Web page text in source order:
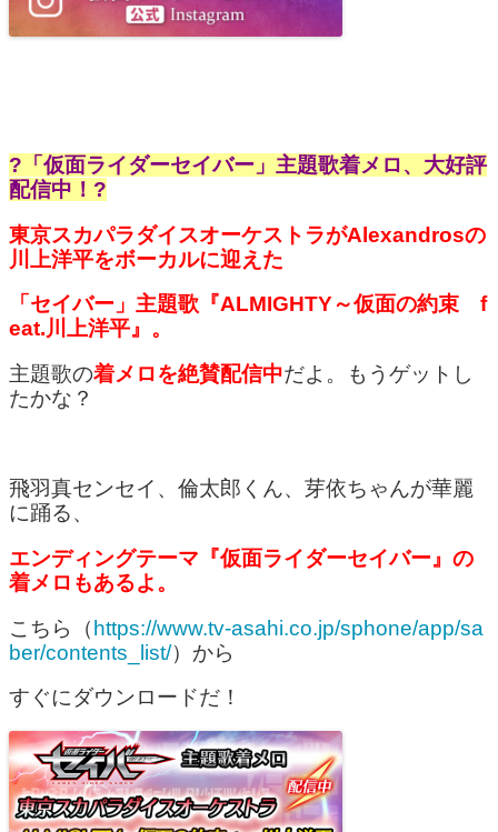
?「仮面ライダーセイバー」主題歌着メロ、大好評
配信中！?
東京スカパラダイスオーケストラがAlexandrosの
川上洋平をボーカルに迎えた
「セイバー」主題歌『ALMIGHTY～仮面の約束 f
eat.川上洋平』。
主題歌の着メロを絶賛配信中だよ。もうゲットし
たかな？
飛羽真センセイ、倫太郎くん、芽依ちゃんが華麗
に踊る、
エンディングテーマ『仮面ライダーセイバー』の
着メロもあるよ。
こちら（https://www.tv-asahi.co.jp/sphone/app/sa
ber/contents_list/）から
すぐにダウンロードだ！